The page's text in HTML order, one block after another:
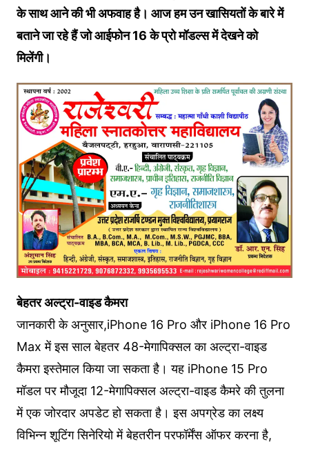
के साथ आने की भी अफवाह है। आज हम उन खासियतों के बारे में
बताने जा रहे हैं जो आईफोन 16 के प्रो मॉडल्स में देखने को
मिलेंगी।
बेहतर अल्ट्रा-वाइड कैमरा
जानकारी के अनुसार,iPhone 16 Pro और iPhone 16 Pro
Max में इस साल बेहतर 48-मेगापिक्सल का अल्ट्रा-वाइड
कैमरा इस्तेमाल किया जा सकता है। यह iPhone 15 Pro
मॉडल पर मौजूदा 12-मेगापिक्सल अल्ट्रा-वाइड कैमरे की तुलना
में एक जोरदार अपडेट हो सकता है। इस अपग्रेड का लक्ष्य
विभिन्न शूटिंग सिनेरियो में बेहतरीन परफॉर्मेंस ऑफर करना है,